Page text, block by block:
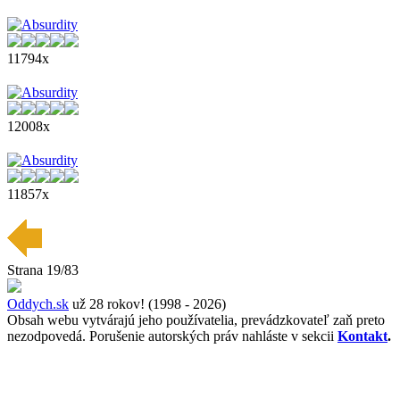
11794x
12008x
11857x
Strana 19/83
Oddych.sk už 28 rokov! (1998 - 2026)
Obsah webu vytvárajú jeho používatelia, prevádzkovateľ zaň preto
nezodpovedá. Porušenie autorských práv nahláste v sekcii Kontakt.